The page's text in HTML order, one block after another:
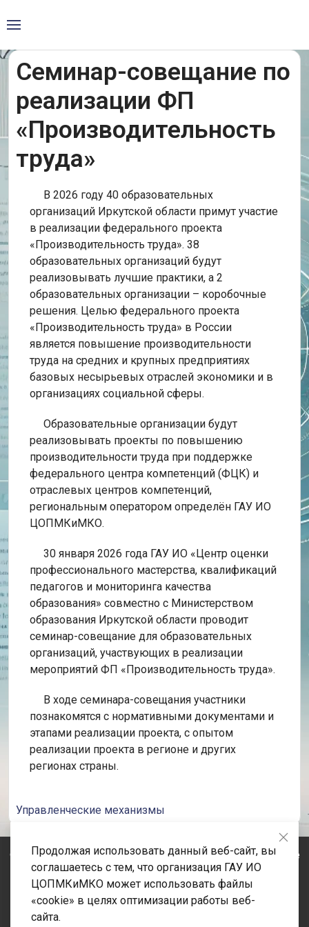
Продолжая использовать данный веб-сайт, вы
соглашаетесь с тем, что организация ГАУ ИО
ЦОПМКиМКО может использовать файлы
«cookie» в целях оптимизации работы веб-
сайта.
Семинар-совещание по
реализации ФП
«Производительность
труда»
В 2026 году 40 образовательных
организаций Иркутской области примут участие
в реализации федерального проекта
«Производительность труда». 38
образовательных организаций будут
реализовывать лучшие практики, а 2
образовательных организации – коробочные
решения. Целью федерального проекта
«Производительность труда» в России
является повышение производительности
труда на средних и крупных предприятиях
базовых несырьевых отраслей экономики и в
организациях социальной сферы.
Образовательные организации будут
реализовывать проекты по повышению
производительности труда при поддержке
федерального центра компетенций (ФЦК) и
отраслевых центров компетенций,
региональным оператором определён ГАУ ИО
ЦОПМКиМКО.
30 января 2026 года ГАУ ИО «Центр оценки
профессионального мастерства, квалификаций
педагогов и мониторинга качества
образования» совместно с Министерством
образования Иркутской области проводит
семинар-совещание для образовательных
организаций, участвующих в реализации
мероприятий ФП «Производительность труда».
В ходе семинара-совещания участники
познакомятся с нормативными документами и
этапами реализации проекта, с опытом
реализации проекта в регионе и других
регионах страны.
Управленческие механизмы
© 2020-2026 Государственное автономное учреждение
Иркутской области «Центр оценки профессионального
мастерства, квалификаций педагогов и мониторинга
качества образования» Адрес: 664023, Иркутская
область, город Иркутск, улица Лыткина, строение 75/1.